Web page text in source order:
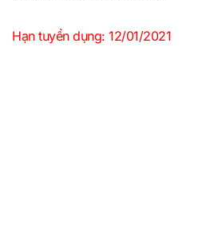
Hạn tuyển dụng: 12/01/2021